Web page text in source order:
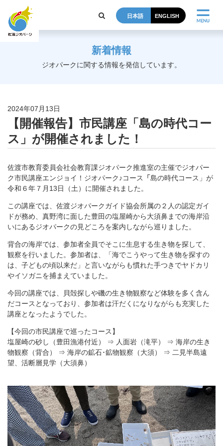
日本語 ENGLISH
新着情報
ジオパークに関する情報を発信しています。
2024年07月13日
【開催報告】市民講座「島の時代コー
ス」が開催されました！
佐渡市教育委員会社会教育課ジオパーク推進室の主催でジオパー
ク市民講座エンジョイ！ジオパーク♪コース 「島の時代コース」が
令和６年７月13日（土）に開催されました。
この講座では、佐渡ジオパークガイド協会所属の２人の認定ガイ
ドが務め、真野湾に面した豊田の塩屋崎から大須鼻までの海岸沿
いにあるジオパークの見どころを案内しながら巡りました。
背合の海岸では、参加者全員でそこに生息する生き物を探して、
観察を行いました。参加者は、「海でこうやって生き物を探すの
は、子どもの頃以来だ」と言いながらも慣れた手つきでヤドカリ
やイソガニを捕まえていました。
今回の講座では、貝殻探しや磯の生き物観察など体験を多く含ん
だコースとなっており、参加者は汗だくになりながらも充実した
講座となったようでした。
【今回の市民講座で巡ったコース】
塩屋崎の砂し（豊田漁港付近） ⇒ 人面岩（滝平） ⇒ 海岸の生き
物観察（背合） ⇒ 海岸の鉱石･鉱物観察（大須） ⇒ 二見半島遠
望、活断層見学（大須鼻）